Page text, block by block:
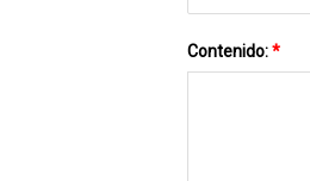
Contenido:*